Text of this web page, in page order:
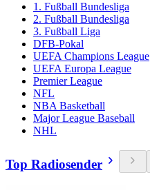
1. Fußball Bundesliga
2. Fußball Bundesliga
3. Fußball Liga
DFB-Pokal
UEFA Champions League
UEFA Europa League
Premier League
NFL
NBA Basketball
Major League Baseball
NHL
Top Radiosender